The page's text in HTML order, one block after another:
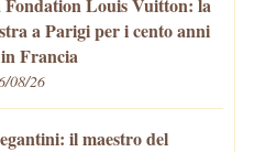
Fondation Louis Vuitton: la
a Parigi per i cento anni
Francia
08/26
il maestro del